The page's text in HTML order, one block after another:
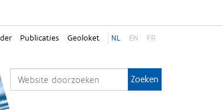
Publicaties Geoloket NL EN FR